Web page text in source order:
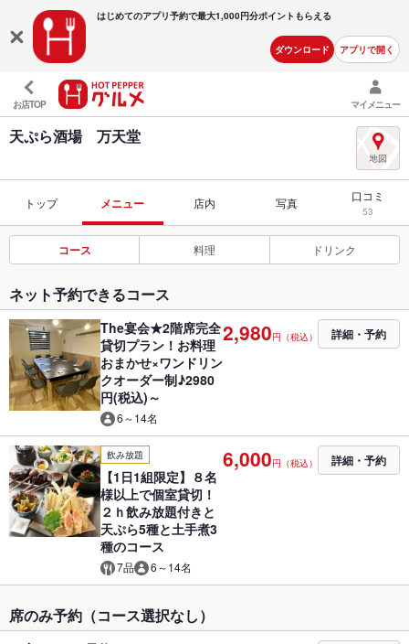
はじめてのアプリ予約で最大1,000円分ポイントもらえる
ダウンロード アプリで開く
お店TOP マイメニュー
天ぷら酒場 万天堂
トップ メニュー 店内 写真 口コミ
53
コース 料理 ドリンク
ネット予約できるコース
The宴会★2階席完全
貸切プラン！お料理
おまかせ×ワンドリン
クオーダー制♪2980
円(税込)～
6～14名
2,980円（税込） 詳細・予約
飲み放題
【1日1組限定】８名
様以上で個室貸切！
２ｈ飲み放題付きと
天ぷら5種と土手煮3
種のコース
7品 6～14名
6,000円（税込） 詳細・予約
席のみ予約（コース選択なし）